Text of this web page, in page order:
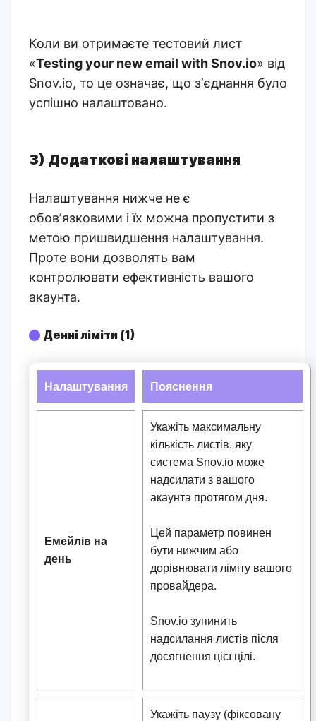
Коли ви отримаєте тестовий лист
«Testing your new email with Snov.io» від
Snov.io, то це означає, що зʼєднання було
успішно налаштовано.
3) Додаткові налаштування
Налаштування нижче не є
обовʼязковими і їх можна пропустити з
метою пришвидшення налаштування.
Проте вони дозволять вам
контролювати ефективність вашого
акаунта.
Денні ліміти (1)
Налаштування Пояснення
Емейлів на
день
Укажіть максимальну
кількість листів, яку
система Snov.io може
надсилати з вашого
акаунта протягом дня.
Цей параметр повинен
бути нижчим або
дорівнювати ліміту вашого
провайдера.
Snov.io зупинить
надсилання листів після
досягнення цієї цілі.
Укажіть паузу (фіксовану